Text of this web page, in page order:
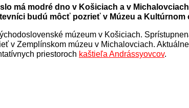
má modré dno v Košiciach a v
budú môcť pozrieť v Múzeu a Kultúrnom
múzeum v Košiciach.
v Zemplínskom múzeu v Michalovciach.
priestoroch kaštieľa Andrássyovcov.